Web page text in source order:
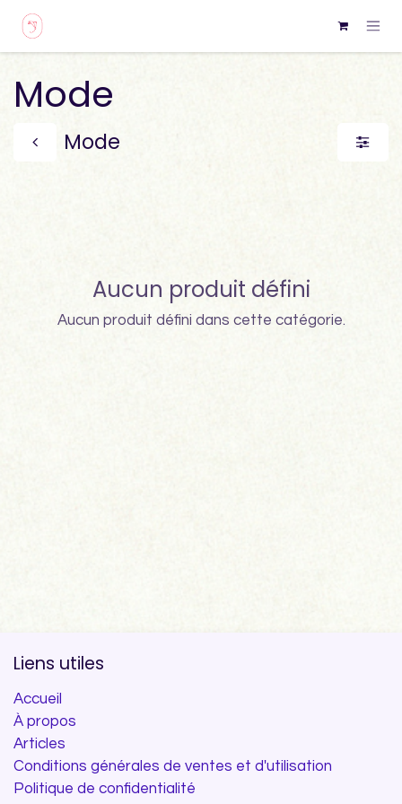
Se rendre au contenu
Mode
Mode
Aucun produit défini
Aucun produit défini dans cette catégorie.
Liens utiles
Accueil
À propos
Articles
Conditions générales de ventes et d'utilisation
Politique de confidentialité